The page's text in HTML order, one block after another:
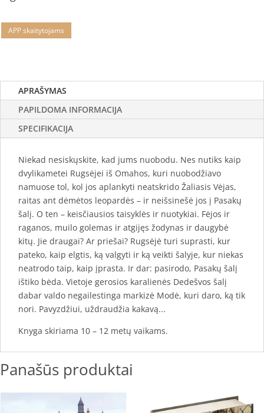
APP skaitytojams
APRAŠYMAS
PAPILDOMA INFORMACIJA
SPECIFIKACIJA
Niekad nesiskųskite, kad jums nuobodu. Nes nutiks kaip
dvylikametei Rugsėjei iš Omahos, kuri nuobodžiavo
namuose tol, kol jos aplankyti neatskrido Žaliasis Vėjas,
raitas ant dėmėtos leopardės – ir neišsinešė jos į Pasakų
šalį. O ten – keisčiausios taisyklės ir nuotykiai. Fėjos ir
raganos, muilo golemas ir atgijęs žodynas ir daugybė
kitų. Jie draugai? Ar priešai? Rugsėjė turi suprasti, kur
pateko, kaip elgtis, ką valgyti ir ką veikti šalyje, kur niekas
neatrodo taip, kaip įprasta. Ir dar: pasirodo, Pasakų šalį
ištiko bėda. Vietoje gerosios karalienės Dedešvos šalį
dabar valdo negailestinga markizė Modė, kuri daro, ką tik
nori. Pavyzdžiui, uždraudžia kakavą...
Knyga skiriama 10 – 12 metų vaikams.
Panašūs produktai